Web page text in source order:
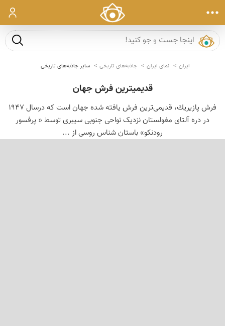
ورود
جست و
ایران نمای ایران جاذبه‌های تاریخی سایر جاذبه‌های تاریخی
قدیمیترین فرش جهان
فرش پازیریك، قدیمی‌ترین فرش یافته ‌شده جهان است که درسال 1947
در دره آلتای مغولستان نزدیک نواحی جنوبی سیبری توسط « پرفسور
رودنکو» باستان شناس روسی از ...